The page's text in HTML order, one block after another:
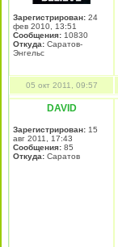
Зарегистрирован: 24
фев 2010, 13:51
Сообщения: 10830
Откуда: Саратов-
Энгельс
05 окт 2011, 09:57
DAVID
Зарегистрирован: 15
авг 2011, 17:43
Сообщения: 85
Откуда: Саратов